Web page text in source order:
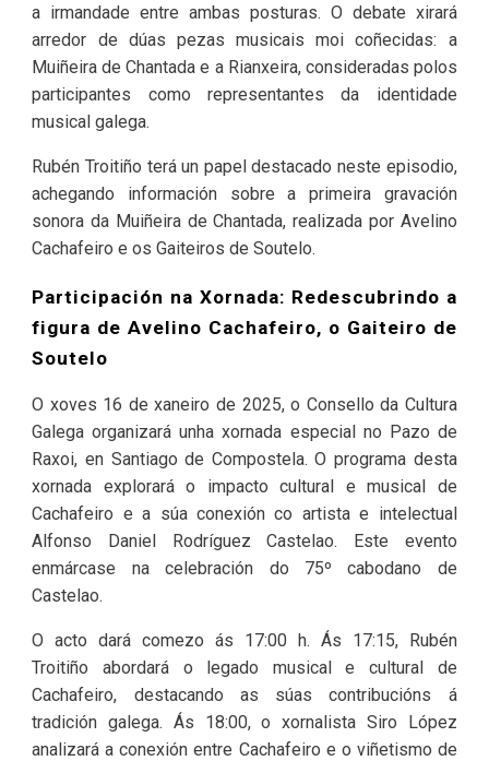
a irmandade entre ambas posturas. O debate xirará
arredor de dúas pezas musicais moi coñecidas: a
Muiñeira de Chantada e a Rianxeira, consideradas polos
participantes como representantes da identidade
musical galega.
Rubén Troitiño terá un papel destacado neste episodio,
achegando información sobre a primeira gravación
sonora da Muiñeira de Chantada, realizada por Avelino
Cachafeiro e os Gaiteiros de Soutelo.
Participación na Xornada: Redescubrindo a
figura de Avelino Cachafeiro, o Gaiteiro de
Soutelo
O xoves 16 de xaneiro de 2025, o Consello da Cultura
Galega organizará unha xornada especial no Pazo de
Raxoi, en Santiago de Compostela. O programa desta
xornada explorará o impacto cultural e musical de
Cachafeiro e a súa conexión co artista e intelectual
Alfonso Daniel Rodríguez Castelao. Este evento
enmárcase na celebración do 75º cabodano de
Castelao.
O acto dará comezo ás 17:00 h. Ás 17:15, Rubén
Troitiño abordará o legado musical e cultural de
Cachafeiro, destacando as súas contribucións á
tradición galega. Ás 18:00, o xornalista Siro López
analizará a conexión entre Cachafeiro e o viñetismo de